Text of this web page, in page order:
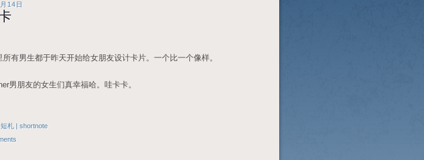
14日
所有男生都于昨天开始给女朋友设计卡片。一个比一个像样。
男朋友的女生们真幸福哈。哇卡卡。
短札 | shortnote